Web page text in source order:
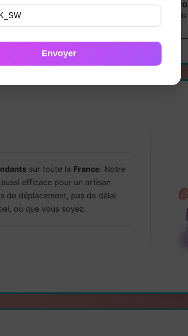
et des
Google
Votrecréation de site internet SEO
avec 3 autres outils
surprise.
sur toute la France. Notre
efficace pour un artisan
de déplacement, pas de délai
où que vous soyez.
Envoyer